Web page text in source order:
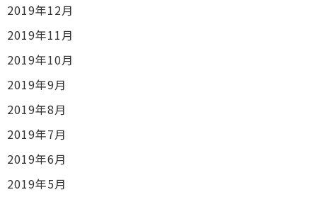
2019年12月
2019年11月
2019年10月
2019年9月
2019年8月
2019年7月
2019年6月
2019年5月